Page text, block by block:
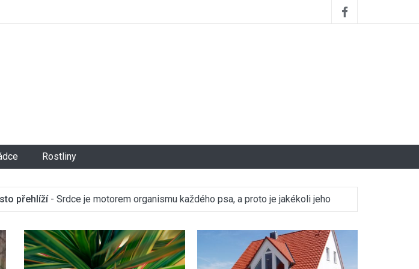
Rostliny
přehlíží- Srdce je motorem organismu každého psa, a proto je jakékoli jeho
mohou být prvotními signály rozvíjejícího se onemocnění. Včasná
Pokud plánujete stavbu nového krbu nebo rekonstrukci stávajícího, klíčovým
Jak se vyznat v široké nabídce a na co se při výběru...
o nejvíce přehlížené místo v domě, nevzhledný otvor v podlaze, který kazí